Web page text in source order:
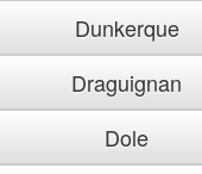
Dunkerque
Draguignan
Dole